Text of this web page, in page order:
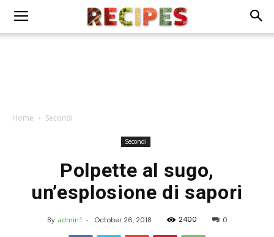
Home Secondi
Secondi
Polpette al sugo,
un’esplosione di sapori
By admin1 - October 26, 2018 2400 0